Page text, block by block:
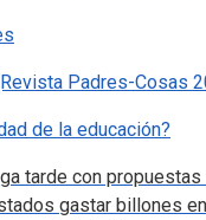
Padres-Cosas
de la educación?
tarde con
gastar billones